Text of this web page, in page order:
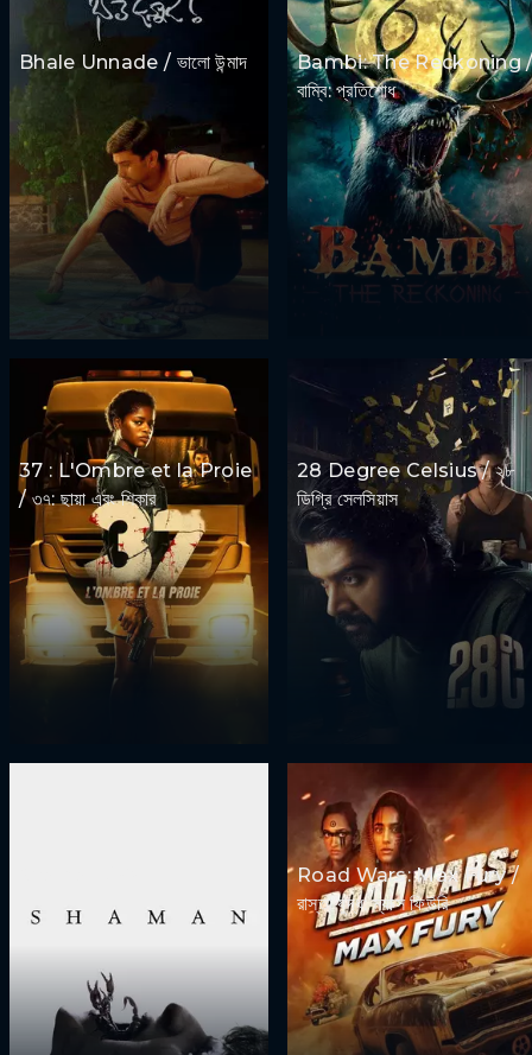
Bhale Unnade / ভালো উন্মাদ
Bambi: The Reckoning
বাম্বি: প্রতিশোধ
37 : L'Ombre et la Proie
/ ৩৭: ছায়া এবং শিকার
28 Degree Celsius / ২৮
ডিগ্রি সেলসিয়াস
Road Wars: Max Fury /
রাস্তা যুদ্ধ: ম্যাক্স ফিউরি